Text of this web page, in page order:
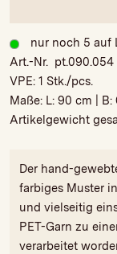
nur noch 5 auf
Art.-Nr. pt.090.054
VPE:1 Stk./pcs.
Maße: L:90 cm | B:
Artikelgewicht
Der hand-
farbiges Muster
und vielseitig
PET-Garn zu
verarbeitet